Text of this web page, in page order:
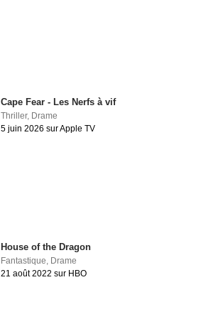
Cape Fear - Les Nerfs à vif
Thriller, Drame
5 juin 2026 sur Apple TV
House of the Dragon
Fantastique Drame
21 août 2022 sur HBO